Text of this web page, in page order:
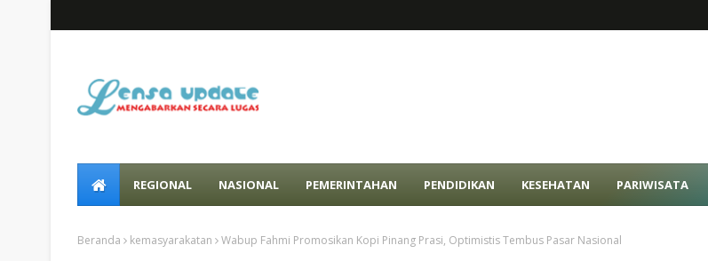
REGIONAL NASIONAL PEMERINTAHAN PENDIDIKAN KESEHATAN PARIWISATA
Beranda kemasyarakatan Wabup Fahmi Promosikan Kopi Pinang Prasi, Optimistis Tembus Pasar Nasional